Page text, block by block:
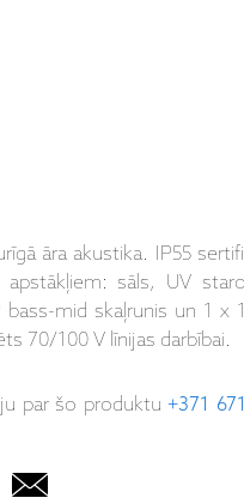
āra akustika. IP55
sāls, UV
mid skaļrunis un 1 x
70/100 V līnijas darbībai.
par šo produktu+371